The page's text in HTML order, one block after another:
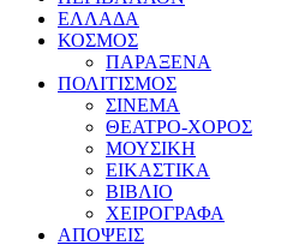
ΕΛΛΑΔΑ
ΚΟΣΜΟΣ
ΠΑΡΑΞΕΝΑ
ΠΟΛΙΤΙΣΜΟΣ
ΣΙΝΕΜΑ
ΘΕΑΤΡΟ-ΧΟΡΟΣ
ΜΟΥΣΙΚΗ
ΕΙΚΑΣΤΙΚΑ
ΒΙΒΛΙΟ
ΧΕΙΡΟΓΡΑΦΑ
ΑΠΟΨΕΙΣ